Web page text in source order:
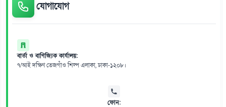
যোগাযোগ
বার্তা ও বাণিজ্যিক কার্যালয়:
৭/আই দক্ষিণ তেজগাঁও শিল্প এলাকা, ঢাকা-১২০৮।
ফোন: